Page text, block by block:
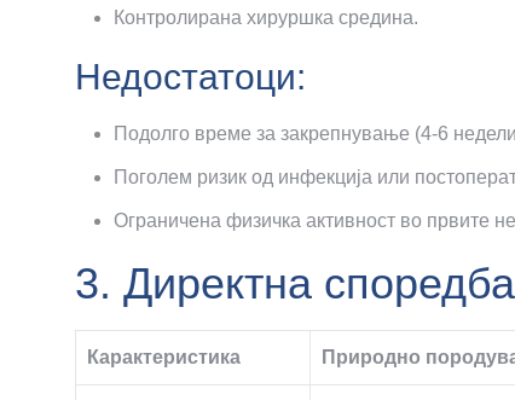
Контролирана хируршка средина.
Недостатоци:
Подолго време за закрепнување (4-6
Поголем ризик од инфекција или
Ограничена физичка активност во првите
3. Директна споредба
Карактеристика Природно